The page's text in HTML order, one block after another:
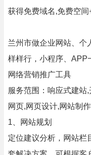
获得免费域名,免费空间
兰州市做企业网站、个
样样行，小程序、APP
网络营销推广工具
服务范围：响应式建站
网页,网页设计,网站制
1、网站规划
定位建议分析，网站栏